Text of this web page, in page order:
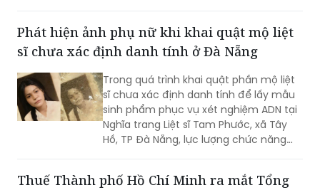
Phát hiện ảnh phụ nữ khi khai quật mộ liệt
sĩ chưa xác định danh tính ở Đà Nẵng
Trong quá trình khai quật phần mộ liệt
sĩ chưa xác định danh tính để lấy mẫu
sinh phẩm phục vụ xét nghiệm ADN tại
Nghĩa trang Liệt sĩ Tam Phước, xã Tây
Hồ, TP Đà Nẵng, lực lượng chức năng
Thuế Thành phố Hồ Chí Minh ra mắt Tổng